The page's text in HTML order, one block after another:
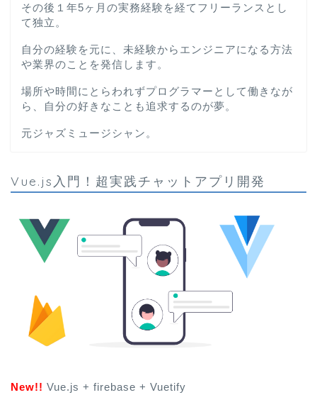
その後１年5ヶ月の実務経験を経てフリーランスとし
て独立。
自分の経験を元に、未経験からエンジニアになる方法
や業界のことを発信します。
場所や時間にとらわれずプログラマーとして働きなが
ら、自分の好きなことも追求するのが夢。
元ジャズミュージシャン。
Vue.js入門！超実践チャットアプリ開発
New!! Vue.js + firebase + Vuetify